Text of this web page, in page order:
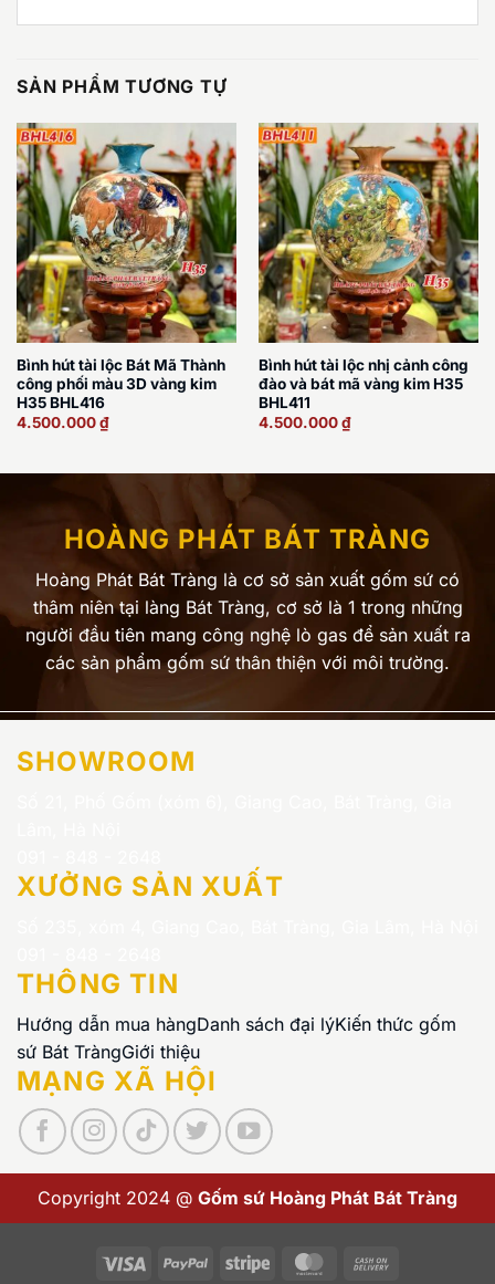
SẢN PHẨM TƯƠNG TỰ
Bình hút tài lộc Bát Mã Thành
công phối màu 3D vàng kim
H35 BHL416
4.500.000₫
Bình hút tài lộc nhị cảnh công
đào và bát mã vàng kim H35
BHL411
4.500.000₫
HOÀNG PHÁT BÁT TRÀNG
Hoàng Phát Bát Tràng là cơ sở sản xuất gốm sứ có
thâm niên tại làng Bát Tràng, cơ sở là 1 trong những
người đầu tiên mang công nghệ lò gas để sản xuất ra
các sản phẩm gốm sứ thân thiện với môi trường.
SHOWROOM
XƯỞNG SẢN XUẤT
THÔNG TIN
Hướng dẫn mua hàngDanh sách đại lýKiến thức gốm
sứ Bát TràngGiới thiệu
MẠNG XÃ HỘI
Copyright 2024 @ Gốm sứ Hoàng Phát Bát Tràng
Visa PayPal Stripe MasterCard